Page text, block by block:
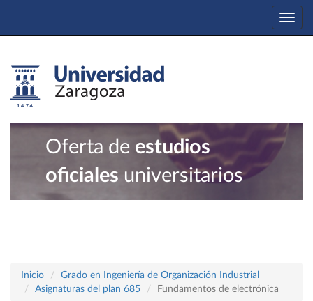
Oferta de estudios
oficiales universitarios
Inicio
Grado en Ingeniería de Organización Industrial
Asignaturas del plan 685
Fundamentos de electrónica